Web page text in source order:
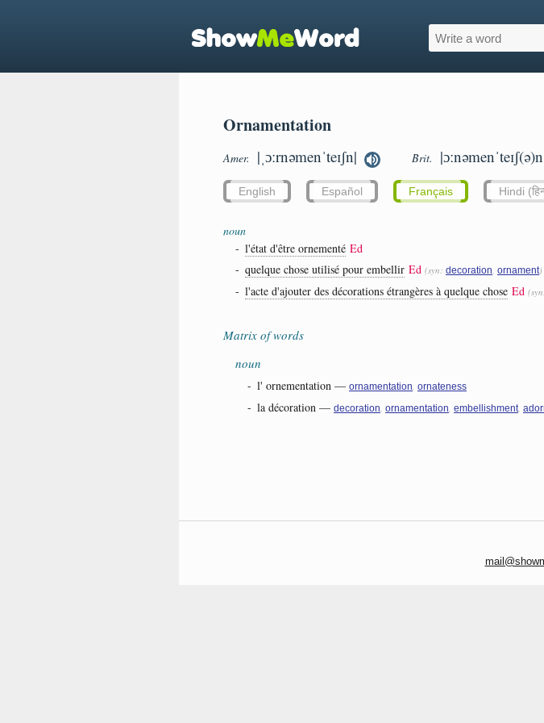
Ornamentation
Amer. |ˌɔːrnəmenˈteɪʃn| Brit.
English Español Français Hindi
noun
- l'état d'être ornementé Ed
- quelque chose utilisé pour embellir Ed (syn: decoration, ornament)
- l'acte d'ajouter des décorations étrangères à quelque chose Ed
Matrix of words
noun
- l' ornementation — ornamentation, ornateness
- la décoration — decoration, ornamentation, embellishment,